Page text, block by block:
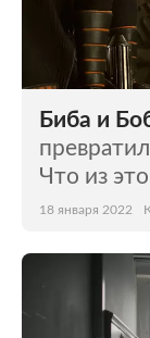
Из
Биба и
Что из
18 января 2022